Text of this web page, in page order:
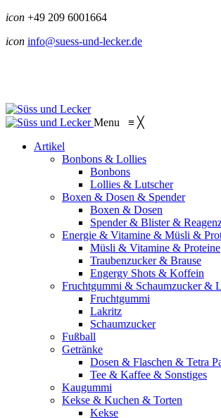
icon +49 209 6001664
icon info@suess-und-lecker.de
Menu ≡ ╳
Artikel
Bonbons & Lollies
Bonbons
Lollies & Lutscher
Boxen & Dosen & Spender
Boxen & Dosen
Spender & Blister &
Energie & Vitamine & Müsli &
Müsli & Vitamine & Proteine
Traubenzucker & Brause
Engergy Shots & Koffein
Fruchtgummi & Schaumzucker &
Fruchtgummi
Lakritz
Schaumzucker
Fußball
Getränke
Dosen & Flaschen & Tetra
Tee & Kaffee & Sonstiges
Kaugummi
Kekse & Kuchen & Torten
Kekse